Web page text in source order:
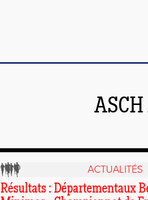
ACTUALITÉS
Résultats : Départementaux